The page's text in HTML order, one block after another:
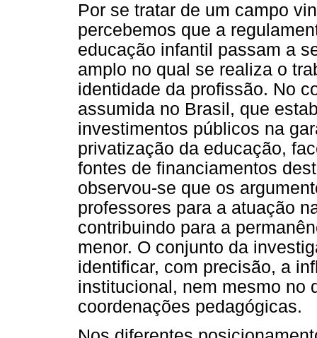
Por se tratar de um campo
percebemos que a
educação infantil passam a
amplo no qual se realiza o
identidade da profissão. No
assumida no Brasil, que
investimentos públicos na
privatização da educação,
fontes de financiamentos
observou-se que os
professores para a atuação
contribuindo para a
menor. O conjunto da
identificar, com precisão, a
institucional, nem mesmo no
coordenações pedagógicas.